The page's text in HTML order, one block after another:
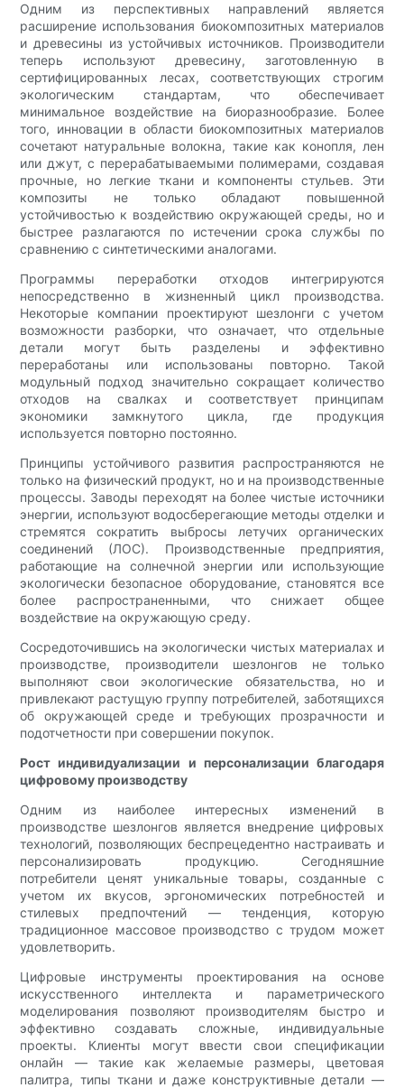
Одним из перспективных направлений является
расширение использования биокомпозитных материалов
и древесины из устойчивых источников. Производители
теперь используют древесину, заготовленную в
сертифицированных лесах, соответствующих строгим
экологическим стандартам, что обеспечивает
минимальное воздействие на биоразнообразие. Более
того, инновации в области биокомпозитных материалов
сочетают натуральные волокна, такие как конопля, лен
или джут, с перерабатываемыми полимерами, создавая
прочные, но легкие ткани и компоненты стульев. Эти
композиты не только обладают повышенной
устойчивостью к воздействию окружающей среды, но и
быстрее разлагаются по истечении срока службы по
сравнению с синтетическими аналогами.
Программы переработки отходов интегрируются
непосредственно в жизненный цикл производства.
Некоторые компании проектируют шезлонги с учетом
возможности разборки, что означает, что отдельные
детали могут быть разделены и эффективно
переработаны или использованы повторно. Такой
модульный подход значительно сокращает количество
отходов на свалках и соответствует принципам
экономики замкнутого цикла, где продукция
используется повторно постоянно.
Принципы устойчивого развития распространяются не
только на физический продукт, но и на производственные
процессы. Заводы переходят на более чистые источники
энергии, используют водосберегающие методы отделки и
стремятся сократить выбросы летучих органических
соединений (ЛОС). Производственные предприятия,
работающие на солнечной энергии или использующие
экологически безопасное оборудование, становятся все
более распространенными, что снижает общее
воздействие на окружающую среду.
Сосредоточившись на экологически чистых материалах и
производстве, производители шезлонгов не только
выполняют свои экологические обязательства, но и
привлекают растущую группу потребителей, заботящихся
об окружающей среде и требующих прозрачности и
подотчетности при совершении покупок.
Рост индивидуализации и персонализации благодаря
цифровому производству
Одним из наиболее интересных изменений в
производстве шезлонгов является внедрение цифровых
технологий, позволяющих беспрецедентно настраивать и
персонализировать продукцию. Сегодняшние
потребители ценят уникальные товары, созданные с
учетом их вкусов, эргономических потребностей и
стилевых предпочтений — тенденция, которую
традиционное массовое производство с трудом может
удовлетворить.
Цифровые инструменты проектирования на основе
искусственного интеллекта и параметрического
моделирования позволяют производителям быстро и
эффективно создавать сложные, индивидуальные
проекты. Клиенты могут ввести свои спецификации
онлайн — такие как желаемые размеры, цветовая
палитра, типы ткани и даже конструктивные детали —